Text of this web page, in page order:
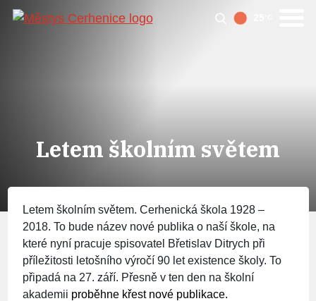
Letem školním světem
Letem školním světem. Cerhenická škola 1928 –
2018. To bude název nové publika o naší škole, na
které nyní pracuje spisovatel Břetislav Ditrych při
příležitosti letošního výročí 90 let existence školy. To
připadá na 27. září. Přesně v ten den na školní
akademii proběhne křest nové publikace.